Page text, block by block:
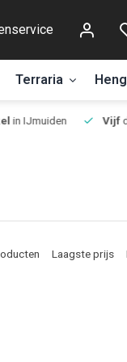
Terraria
in IJmuiden Vijf
Laagste prijs